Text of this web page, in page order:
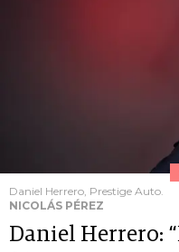
Daniel Herrero, Prestige Auto.
NICOLÁS PÉREZ
Daniel Herrero: